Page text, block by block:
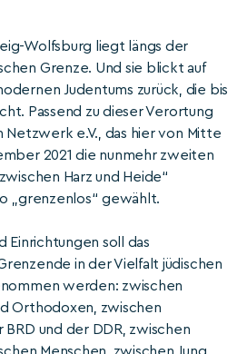
Wolfsburg liegt längs der
Grenze. Und sie blickt auf
Judentums zurück, die bis
Passend zu dieser Verortung
Netzwerk e.V., das hier von Mitte
2021 die nunmehr zweiten
Harz und Heide“
„grenzenlos“ gewählt.
Einrichtungen soll das
in der Vielfalt jüdischen
werden: zwischen
Orthodoxen, zwischen
BRD und der DDR, zwischen